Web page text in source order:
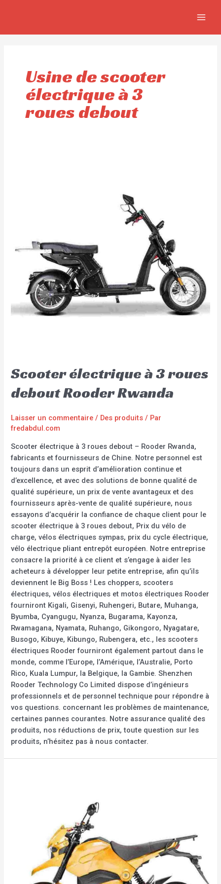
Usine de scooter
électrique à 3
roues debout
Scooter électrique à 3 roues
debout Rooder Rwanda
Laisser un commentaire / Des produits / Par
fredabdul.com
Scooter électrique à 3 roues debout – Rooder Rwanda,
fabricants et fournisseurs de Chine. Notre personnel est
toujours dans un esprit d’amélioration continue et
d’excellence, et avec des solutions de bonne qualité de
qualité supérieure, un prix de vente avantageux et des
fournisseurs après-vente de qualité supérieure, nous
essayons d’acquérir la confiance de chaque client pour le
scooter électrique à 3 roues debout, Prix du vélo de
charge, vélos électriques sympas, prix du cycle électrique,
vélo électrique pliant entrepôt européen. Notre entreprise
consacre la priorité à ce client et s’engage à aider les
acheteurs à développer leur petite entreprise, afin qu’ils
deviennent le Big Boss ! Les choppers, scooters
électriques, vélos électriques et motos électriques Rooder
fourniront Kigali, Gisenyi, Ruhengeri, Butare, Muhanga,
Byumba, Cyangugu, Nyanza, Bugarama, Kayonza,
Rwamagana, Nyamata, Ruhango, Gikongoro, Nyagatare,
Busogo, Kibuye, Kibungo, Rubengera, etc., les scooters
électriques Rooder fourniront également partout dans le
monde, comme l’Europe, l’Amérique, l’Australie, Porto
Rico, Kuala Lumpur, la Belgique, la Gambie. Shenzhen
Rooder Technology Co Limited dispose d’ingénieurs
professionnels et de personnel technique pour répondre à
vos questions. concernant les problèmes de maintenance,
certaines pannes courantes. Notre assurance qualité des
produits, nos réductions de prix, toute question sur les
produits, n’hésitez pas à nous contacter.